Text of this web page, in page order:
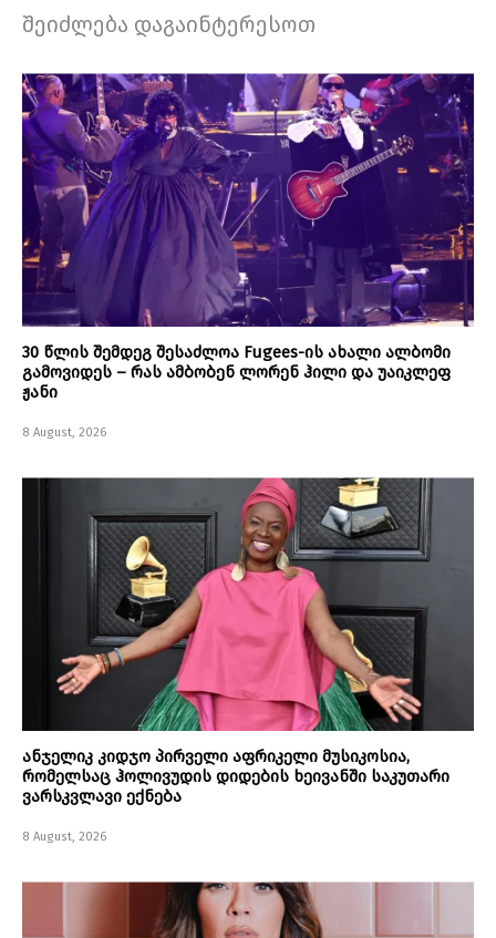
შეიძლება დაგაინტერესოთ
30 წლის შემდეგ შესაძლოა Fugees-ის ახალი ალბომი
გამოვიდეს – რას ამბობენ ლორენ ჰილი და უაიკლეფ
ჟანი
8 August, 2026
ანჯელიკ კიდჯო პირველი აფრიკელი მუსიკოსია,
რომელსაც ჰოლივუდის დიდების ხეივანში საკუთარი
ვარსკვლავი ექნება
8 August, 2026